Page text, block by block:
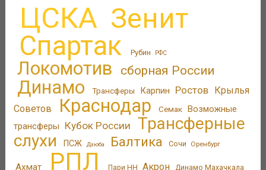
ЦСКА Зенит
Спартак Рубин РФС
Локомотив сборная России
Динамо Трансферы Карпин Ростов Крылья
Советов
Краснодар Семак Возможные
трансферы
Кубок России
Трансферные
слухи
ПСЖ Дзюба Балтика Сочи Оренбург
Ахмат РПЛ Пари НН Акрон Динамо Махачкала